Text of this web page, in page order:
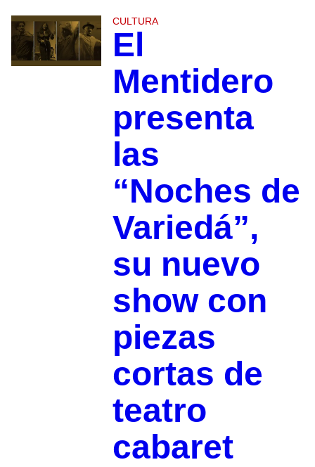
CULTURA
El
Mentidero
presenta
las
“Noches de
Variedá”,
su nuevo
show con
piezas
cortas de
teatro
cabaret